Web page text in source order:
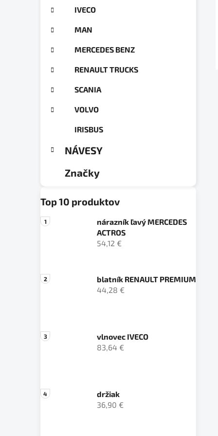
IVECO
MAN
MERCEDES BENZ
RENAULT TRUCKS
SCANIA
VOLVO
IRISBUS
NÁVESY
Značky
Top 10 produktov
nárazník ľavý MERCEDES
ACTROS
54,12 €
blatník RENAULT PREMIUM
44,28 €
vlnovec IVECO
83,64 €
držiak
36,90 €